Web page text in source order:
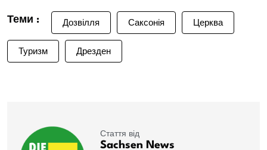
Теми : Дозвілля Саксонія Церква
Туризм Дрезден
Стаття від
Sachsen News